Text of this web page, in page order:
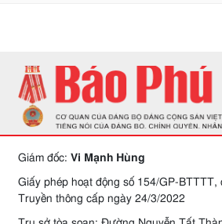
Giám đốc: Vi Mạnh Hùng
Giấy phép hoạt động số 154/GP-BTTTT,
Truyền thông cấp ngày 24/3/2022